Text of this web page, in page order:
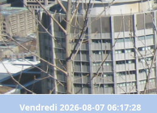
Vendredi 2026-08-07 06:17:28